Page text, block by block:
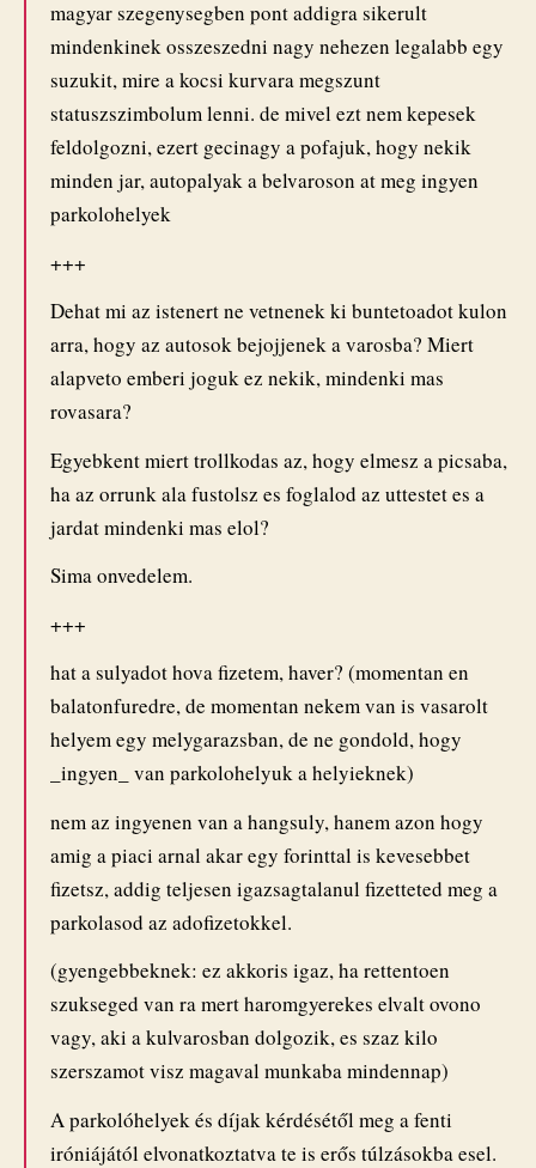
magyar szegenysegben pont addigra sikerult
mindenkinek osszeszedni nagy nehezen legalabb egy
suzukit, mire a kocsi kurvara megszunt
statuszszimbolum lenni. de mivel ezt nem kepesek
feldolgozni, ezert gecinagy a pofajuk, hogy nekik
minden jar, autopalyak a belvaroson at meg ingyen
parkolohelyek
+++
Dehat mi az istenert ne vetnenek ki buntetoadot kulon
arra, hogy az autosok bejojjenek a varosba? Miert
alapveto emberi joguk ez nekik, mindenki mas
rovasara?
Egyebkent miert trollkodas az, hogy elmesz a picsaba,
ha az orrunk ala fustolsz es foglalod az uttestet es a
jardat mindenki mas elol?
Sima onvedelem.
+++
hat a sulyadot hova fizetem, haver? (momentan en
balatonfuredre, de momentan nekem van is vasarolt
helyem egy melygarazsban, de ne gondold, hogy
_ingyen_ van parkolohelyuk a helyieknek)
nem az ingyenen van a hangsuly, hanem azon hogy
amig a piaci arnal akar egy forinttal is kevesebbet
fizetsz, addig teljesen igazsagtalanul fizetteted meg a
parkolasod az adofizetokkel.
(gyengebbeknek: ez akkoris igaz, ha rettentoen
szukseged van ra mert haromgyerekes elvalt ovono
vagy, aki a kulvarosban dolgozik, es szaz kilo
szerszamot visz magaval munkaba mindennap)
A parkolóhelyek és díjak kérdésétől meg a fenti
iróniájától elvonatkoztatva te is erős túlzásokba esel.